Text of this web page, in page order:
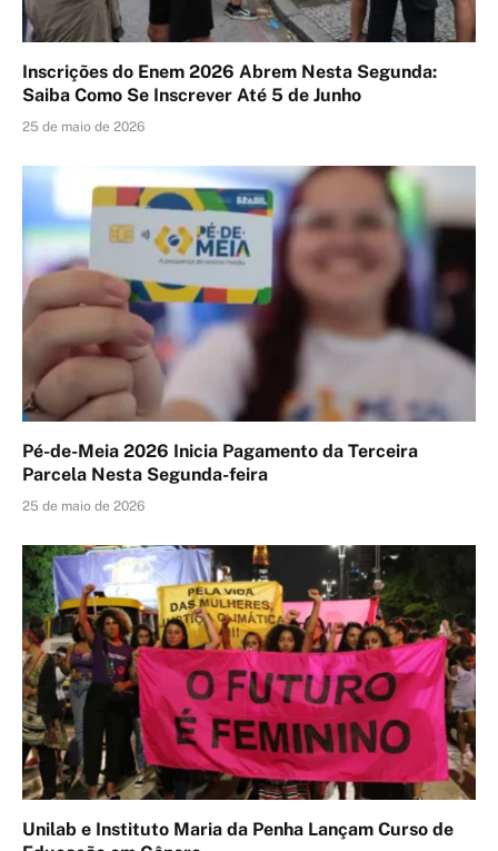
Inscrições do Enem 2026 Abrem Nesta Segunda:
Saiba Como Se Inscrever Até 5 de Junho
25 de maio de 2026
Pé-de-Meia 2026 Inicia Pagamento da Terceira
Parcela Nesta Segunda-feira
25 de maio de 2026
Unilab e Instituto Maria da Penha Lançam Curso de